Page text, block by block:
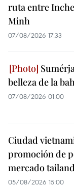
ruta entre
Minh
07/08/2026 17:33
belleza de la
07/08/2026 01:00
Ciudad
promoción de
mercado
05/08/2026 15:00